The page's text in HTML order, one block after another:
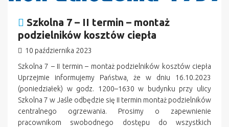
Szkolna 7 – II termin – montaż
podzielników kosztów ciepła
10 października 2023
Szkolna 7 – II termin – montaż podzielników kosztów ciepła
Uprzejmie informujemy Państwa, że w dniu 16.10.2023
(poniedziałek) w godz. 1200–1630 w budynku przy ulicy
Szkolna 7 w Jaśle odbędzie się II termin montaż podzielników
centralnego ogrzewania. Prosimy o zapewnienie
pracownikom swobodnego dostępu do wszystkich